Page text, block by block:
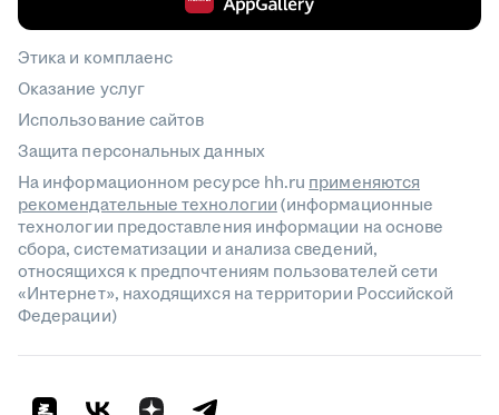
Этика и комплаенс
Оказание услуг
Использование сайтов
Защита персональных данных
На информационном ресурсе hh.ru применяются
рекомендательные технологии(информационные
технологии предоставления информации на основе
сбора, систематизации и анализа сведений,
относящихся к предпочтениям пользователей сети
«Интернет», находящихся на территории Российской
Федерации)